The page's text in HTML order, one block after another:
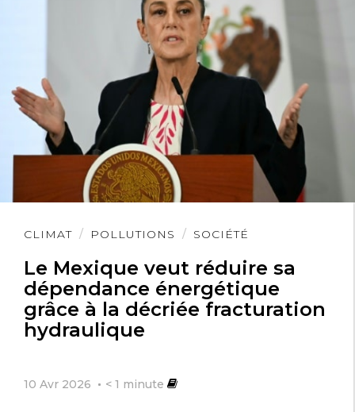
CLIMAT POLLUTIONS SOCIÉTÉ
Le Mexique veut réduire sa
dépendance énergétique
grâce à la décriée fracturation
hydraulique
10 Avr 2026 < 1 minute
Lire